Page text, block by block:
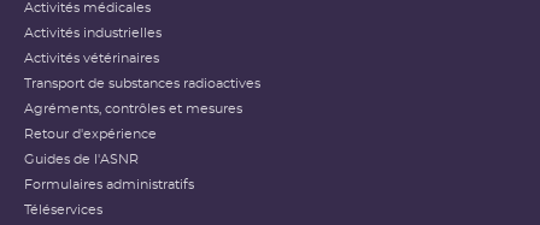
Activités médicales
Activités industrielles
Activités vétérinaires
Transport de substances radioactives
Agréments, contrôles et mesures
Retour d'expérience
Guides de l'ASNR
Formulaires administratifs
Téléservices